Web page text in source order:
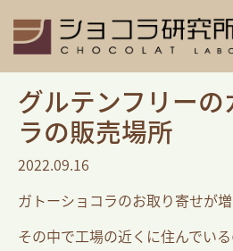
グルテンフリーの
ラの販売場所
2022.09.16
ガトーショコラのお取り寄せが増
その中で工場の近くに住んでい